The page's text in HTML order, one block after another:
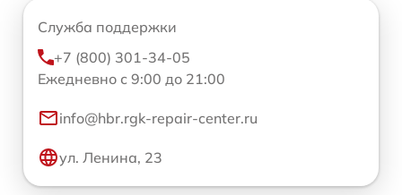
Служба поддержки
+7 (800) 301-34-05
Ежедневно с 9:00 до 21:00
info@hbr.rgk-repair-center.ru
ул. Ленина, 23